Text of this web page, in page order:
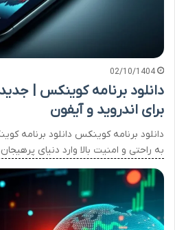
02/10/1404
دانلود برنامه کوینکس |
برای اندروید و آیفون
دانلود برنامه کوینکس دانلود برنامه
به راحتی و امنیت بالا وارد دنیای